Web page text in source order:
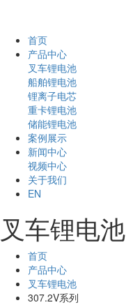
首页
产品中心
叉车锂电池
船舶锂电池
锂离子电芯
重卡锂电池
储能锂电池
案例展示
新闻中心
视频中心
关于我们
EN
叉车锂电池
首页
产品中心
叉车锂电池
307.2V系列